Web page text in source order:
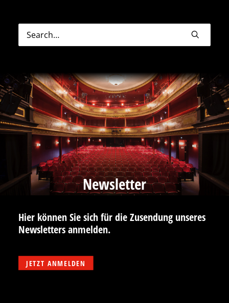
Newsletter
Hier können Sie sich für die Zusendung unseres
Newsletters anmelden.
JETZT ANMELDEN